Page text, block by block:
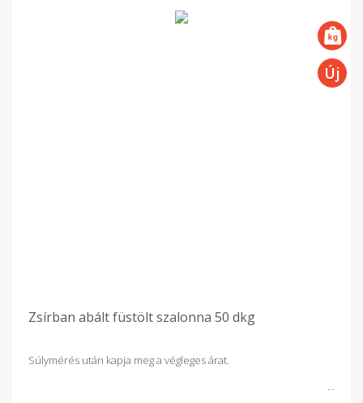
Zsírban abált füstölt szalonna 50 dkg
Súlymérés után kapja meg a végleges árat.